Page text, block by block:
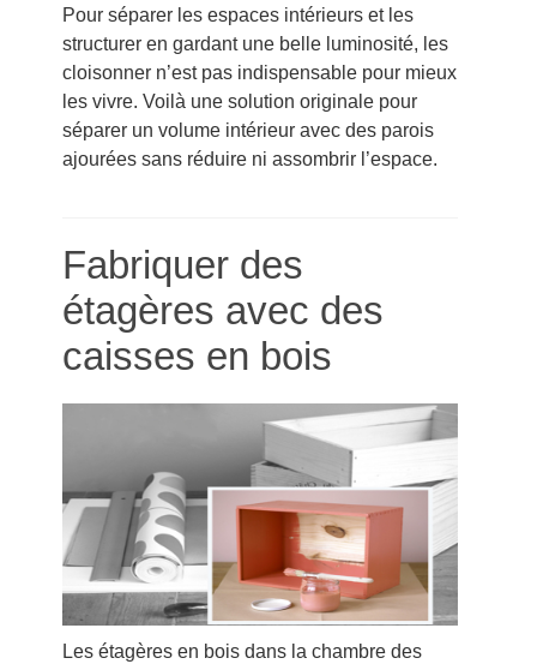
Pour séparer les espaces intérieurs et les
structurer en gardant une belle luminosité, les
cloisonner n’est pas indispensable pour mieux
les vivre. Voilà une solution originale pour
séparer un volume intérieur avec des parois
ajourées sans réduire ni assombrir l’espace.
Fabriquer des
étagères avec des
caisses en bois
Les étagères en bois dans la chambre des